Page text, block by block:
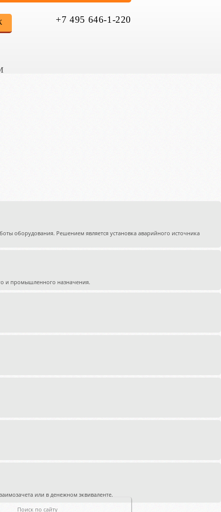
+7 495 646-1-220
оборудования. Решением является установка аварийного источника
и промышленного назначения.
или в денежном эквиваленте.